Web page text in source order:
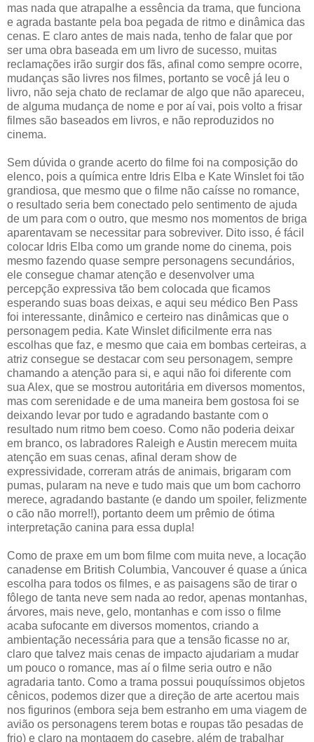
mas nada que atrapalhe a essência da trama, que funciona
e agrada bastante pela boa pegada de ritmo e dinâmica das
cenas. E claro antes de mais nada, tenho de falar que por
ser uma obra baseada em um livro de sucesso, muitas
reclamações irão surgir dos fãs, afinal como sempre ocorre,
mudanças são livres nos filmes, portanto se você já leu o
livro, não seja chato de reclamar de algo que não apareceu,
de alguma mudança de nome e por aí vai, pois volto a frisar
filmes são baseados em livros, e não reproduzidos no
cinema.
Sem dúvida o grande acerto do filme foi na composição do
elenco, pois a química entre Idris Elba e Kate Winslet foi tão
grandiosa, que mesmo que o filme não caísse no romance,
o resultado seria bem conectado pelo sentimento de ajuda
de um para com o outro, que mesmo nos momentos de briga
aparentavam se necessitar para sobreviver. Dito isso, é fácil
colocar Idris Elba como um grande nome do cinema, pois
mesmo fazendo quase sempre personagens secundários,
ele consegue chamar atenção e desenvolver uma
percepção expressiva tão bem colocada que ficamos
esperando suas boas deixas, e aqui seu médico Ben Pass
foi interessante, dinâmico e certeiro nas dinâmicas que o
personagem pedia. Kate Winslet dificilmente erra nas
escolhas que faz, e mesmo que caia em bombas certeiras, a
atriz consegue se destacar com seu personagem, sempre
chamando a atenção para si, e aqui não foi diferente com
sua Alex, que se mostrou autoritária em diversos momentos,
mas com serenidade e de uma maneira bem gostosa foi se
deixando levar por tudo e agradando bastante com o
resultado num ritmo bem coeso. Como não poderia deixar
em branco, os labradores Raleigh e Austin merecem muita
atenção em suas cenas, afinal deram show de
expressividade, correram atrás de animais, brigaram com
pumas, pularam na neve e tudo mais que um bom cachorro
merece, agradando bastante (e dando um spoiler, felizmente
o cão não morre!!), portanto deem um prêmio de ótima
interpretação canina para essa dupla!
Como de praxe em um bom filme com muita neve, a locação
canadense em British Columbia, Vancouver é quase a única
escolha para todos os filmes, e as paisagens são de tirar o
fôlego de tanta neve sem nada ao redor, apenas montanhas,
árvores, mais neve, gelo, montanhas e com isso o filme
acaba sufocante em diversos momentos, criando a
ambientação necessária para que a tensão ficasse no ar,
claro que talvez mais cenas de impacto ajudariam a mudar
um pouco o romance, mas aí o filme seria outro e não
agradaria tanto. Como a trama possui pouquíssimos objetos
cênicos, podemos dizer que a direção de arte acertou mais
nos figurinos (embora seja bem estranho em uma viagem de
avião os personagens terem botas e roupas tão pesadas de
frio) e claro na montagem do casebre, além de trabalhar